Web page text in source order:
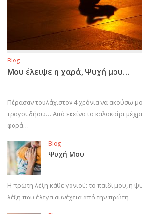
Blog
Μου έλειψε η χαρά, Ψυχή μου…
Πέρασαν τουλάχιστον 4 χρόνια να ακούσω
τραγουδήσω… Από εκείνο το καλοκαίρι
φορά…
Blog
Ψυχή Μου!
Η πρώτη λέξη κάθε γονιού: το παιδί μου, η
λέξη που έλεγα συνέχεια από την πρώτη…